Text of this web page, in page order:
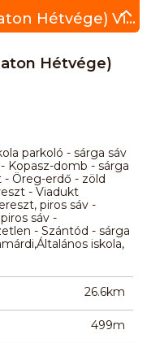
Zamárdi - Viadukt (Balaton Hétvége) Viadukt 28
Hétvége)
parkoló - sárga sáv
Kopasz-domb - sárga
- Öreg-erdő - zöld
- Viadukt
piros sáv -
sáv -
- Szántód - sárga
iskola,
26.6km
499m